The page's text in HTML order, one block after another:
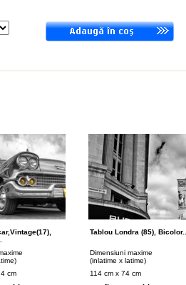
cm
Tablou Londra (85), Bicolor...
Dimensiuni maxime
(inlatime x latime)
114 cm x 74 cm